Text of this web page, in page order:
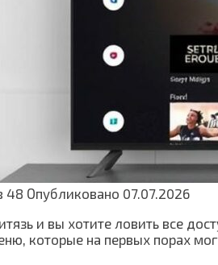
48 Опубликовано 07.07.2026
и вы хотите ловить все
которые на первых порах